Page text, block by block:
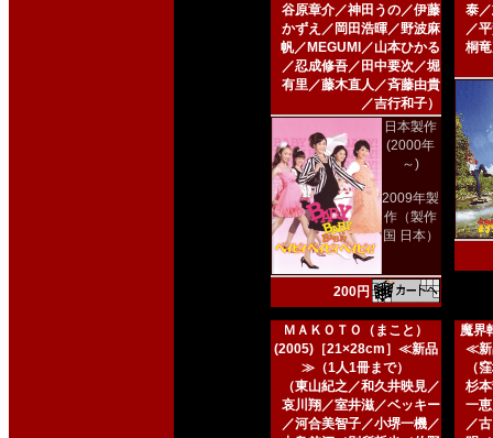
谷原章介／神田うの／伊藤
かずえ／岡田浩暉／野波麻
帆／MEGUMI／山本ひかる
／忍成修吾／田中要次／堀
有里／藤木直人／斉藤由貴
／吉行和子）
日本製作
(2000年
～)
2009年製
作（製作
国 日本）
200円
泰
／
桐
ＭＡＫＯＴＯ（まこと）
(2005)［21×28cm］≪新品
≫（1人1冊まで）
（東山紀之／和久井映見／
哀川翔／室井滋／ベッキー
／河合美智子／小堺一機／
魔界
≪新
（
杉
一
／